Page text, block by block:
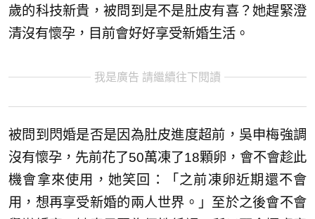
歲的科技新貴，被問到是不是肚皮有喜？她趕緊澄
清沒有懷孕，目前會好好享受新婚生活。
我是廣告 請繼續往下閱讀
被問到閃婚是否是因為肚皮進度超前，吳申梅強調
沒有懷孕，先前花了50萬凍了18顆卵，會不會趁此
機會拿來使用，她笑回：「之前凍卵近期還不會
用，想再享受新婚的兩人世界。」至於之後會不會